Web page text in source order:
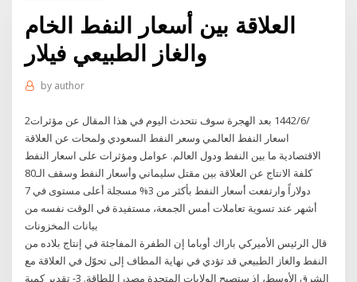
العلاقة بين أسعار النفط الخام
والغاز الطبيعي فيلار
by author
2‏‏/6‏‏/1442 بعد الهجرة سوف نتحدث اليوم في هذا المقال عن مؤثرات
اسعار النفط العالمي وسعر النفط السعودي ولمحات عن العلاقة
الاقتصادية ما بين النفط ودول العالم. عوامل ومؤثرات على اسعار النفط
كلفة الانتاج عن العلاقة بين مقتل سليماني وأسعار النفط وسقف الـ80
دولاراً وارتفعت أسعار النفط بأكثر من 3% مسجلة أعلى مستوى في 7
أشهر عند تسوية تعاملات أمس الجمعة، مستفيدة في الوقت نفسه من
بيانات المخزونات
قال الرئيس الأميركي باراك أوباما إن الطفرة المفاجئة في إنتاج بلاده من
النفط والغاز الطبيعي قد تؤدي في نهاية المطاف إلى تحوّل في العلاقة مع
الشرق الأوسط، إذ ستصبح الولايات المتحدة مصدرا للطاقة. 3- تقدير كمية